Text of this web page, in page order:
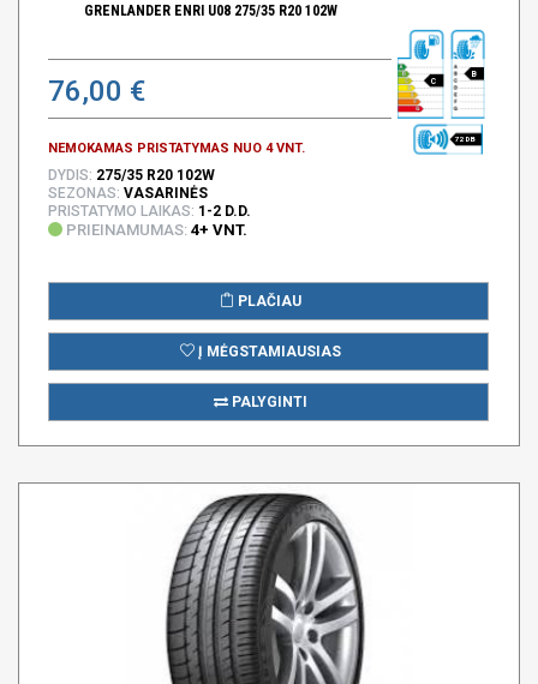
GRENLANDER ENRI U08 275/35 R20 102W
76,00 €
NEMOKAMAS PRISTATYMAS NUO 4 VNT.
C
B
72 DB
DYDIS: 275/35 R20 102W
SEZONAS: VASARINĖS
PRISTATYMO LAIKAS: 1-2 D.D.
PRIEINAMUMAS: 4+ VNT.
PLAČIAU
Į MĖGSTAMIAUSIAS
PALYGINTI